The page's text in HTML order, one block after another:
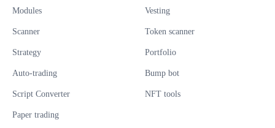
Modules
Scanner
Strategy
Auto-trading
Script Converter
Paper trading
Vesting
Token scanner
Portfolio
Bump bot
NFT tools